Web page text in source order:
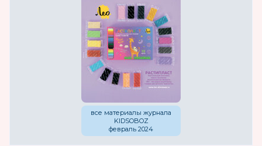
все материалы журнала
KIDSOBOZ
февраль 2024